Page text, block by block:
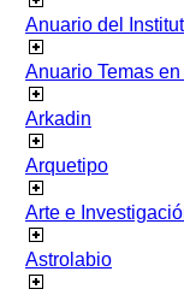
Anuario del
Anuario Temas
Arkadin
Arquetipo
Arte e
Astrolabio